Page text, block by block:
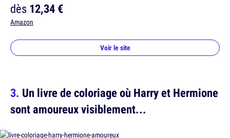
dès12,34 €
Amazon
Voir le site
Un livre de coloriage où Harry et Hermione
sont amoureux visiblement...